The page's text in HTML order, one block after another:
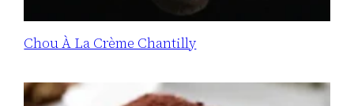
Chou À La Crème Chantilly